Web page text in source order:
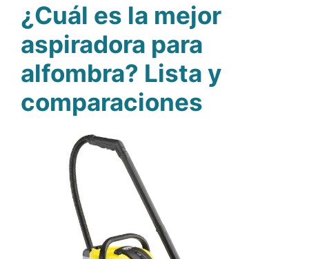
¿Cuál es la mejor
aspiradora para
alfombra? Lista y
comparaciones